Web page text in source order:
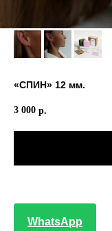
«СПИН» 12 мм.
3 000 р.
WhatsApp